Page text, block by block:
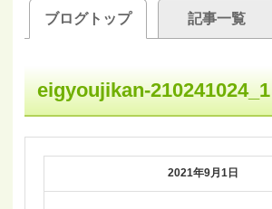
ブログトップ 記事一覧
eigyoujikan-210241024_1
2021年9月1日